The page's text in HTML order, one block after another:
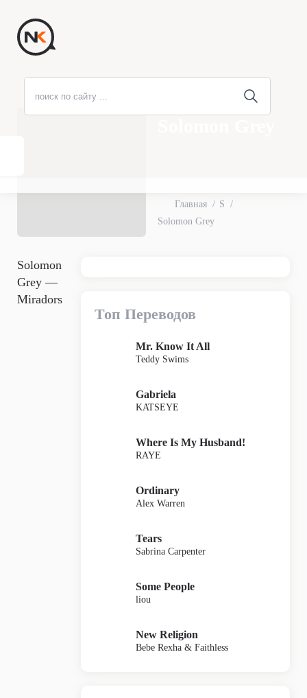
Главная
S
Solomon Grey
Solomon
Grey —
Miradors
Топ Переводов
Mr. Know It All
Teddy Swims
Gabriela
KATSEYE
Where Is My Husband!
RAYE
Ordinary
Alex Warren
Tears
Sabrina Carpenter
Some People
liou
New Religion
Bebe Rexha & Faithless